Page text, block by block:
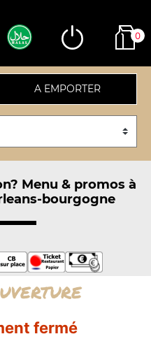
0
A EMPORTER
Menu & promos à
bourgogne
fermé